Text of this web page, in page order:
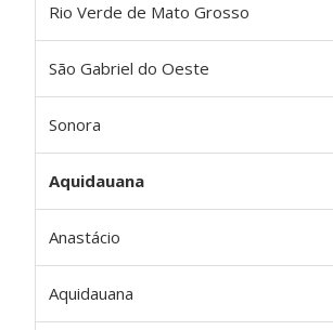
Rio Verde de Mato Grosso
São Gabriel do Oeste
Sonora
Aquidauana
Anastácio
Aquidauana